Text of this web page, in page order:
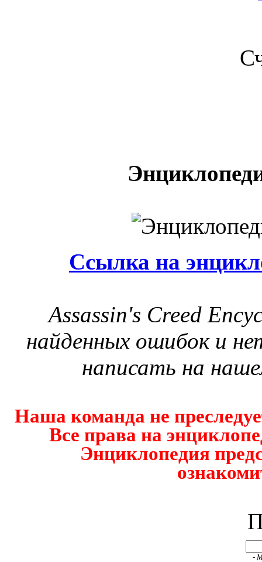
Ссылка на
Assassin's Creed
найденных ошибок и
написать на
Наша команда не
Все права на
Энциклопедия
-